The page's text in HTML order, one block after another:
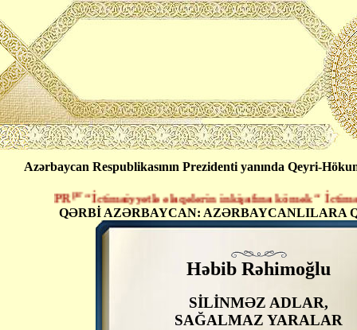
Azərbaycan Respublikasının Prezidenti yanında Qeyri-
PRpr“İctimaiyyətlə əlaqələrin inkişafına kömək “ İctimai
QƏRBİ AZƏRBAYCAN: AZƏRBAYCANLILARA
Həbib Rəhimoğlu
SİLİNMƏZ ADLAR,
SAĞALMAZ YARALAR